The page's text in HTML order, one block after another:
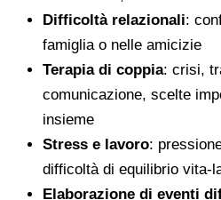
Difficoltà relazionali:
famiglia o nelle amicizie
Terapia di coppia: crisi,
comunicazione, scelte
insieme
Stress e lavoro:
difficoltà di equilibrio vita-
Elaborazione di eventi